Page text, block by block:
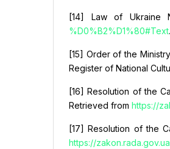
[14] Law of Ukraine
%D0%B2%D1%80#Text.
[15] Order of the
Register of National
[16] Resolution of the
Retrieved from https://
[17] Resolution of the
https://